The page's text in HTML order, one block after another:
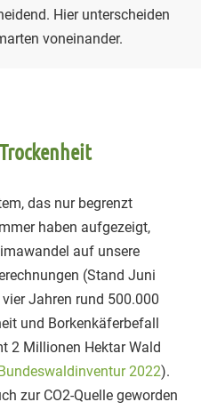
Hier unterscheiden
voneinander.
das nur begrenzt
haben aufgezeigt,
auf unsere
(Stand Juni
Jahren rund 500.000
und Borkenkäferbefall
2 Millionen Hektar Wald
2022).
zur CO2-Quelle geworden